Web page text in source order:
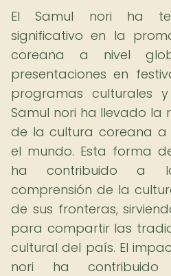
El Samul nori ha
significativo en la
coreana a nivel
presentaciones en
programas culturales
Samul nori ha llevado la
de la cultura coreana a
el mundo. Esta forma
ha contribuido a
comprensión de la
de sus fronteras,
para compartir las
cultural del país. El
nori ha